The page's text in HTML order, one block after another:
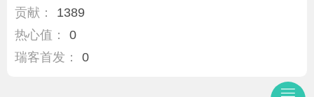
贡献：
1389
热心值：
0
瑞客首发：
0